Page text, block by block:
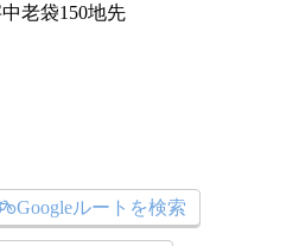
老袋150地先
Googleルートを検索